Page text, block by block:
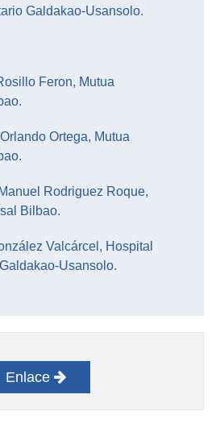
Galdakao-Usansolo.
Feron, Mutua
Ortega, Mutua
Rodriguez Roque,
Bilbao.
Valcárcel, Hospital
Usansolo.
Enlace